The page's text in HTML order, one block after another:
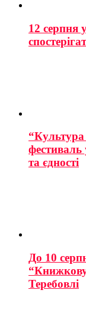
12 серпня
“Культура
фестиваль
та єдності
До 10
Теребовлі